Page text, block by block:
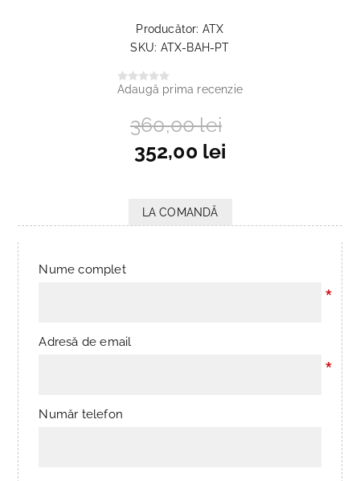
Producător: ATX
SKU: ATX-BAH-PT
Adaugă prima recenzie
360,00 lei
352,00 lei
LA COMANDĂ
Nume complet
*
Adresă de email
*
Număr telefon